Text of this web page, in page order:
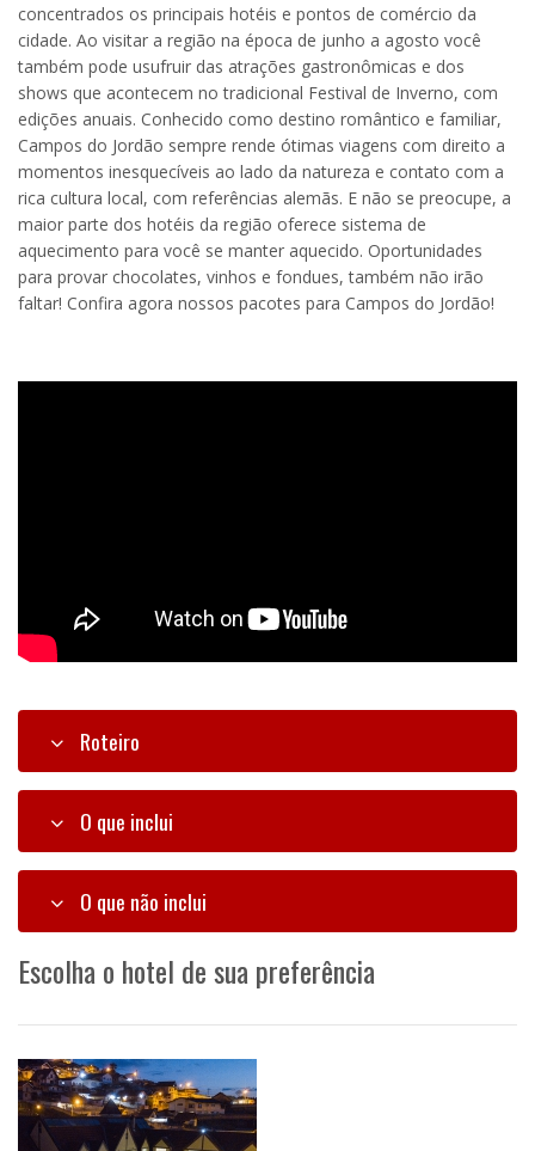
concentrados os principais hotéis e pontos de comércio da
cidade. Ao visitar a região na época de junho a agosto você
também pode usufruir das atrações gastronômicas e dos
shows que acontecem no tradicional Festival de Inverno, com
edições anuais. Conhecido como destino romântico e familiar,
Campos do Jordão sempre rende ótimas viagens com direito a
momentos inesquecíveis ao lado da natureza e contato com a
rica cultura local, com referências alemãs. E não se preocupe, a
maior parte dos hotéis da região oferece sistema de
aquecimento para você se manter aquecido. Oportunidades
para provar chocolates, vinhos e fondues, também não irão
faltar! Confira agora nossos pacotes para Campos do Jordão!
Roteiro
O que inclui
O que não inclui
Escolha o hotel de sua preferência